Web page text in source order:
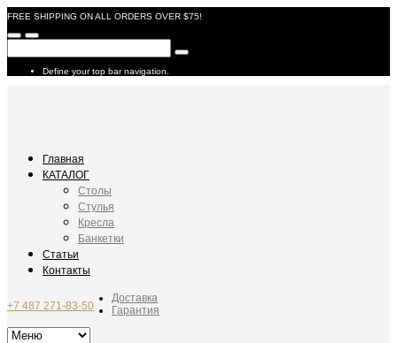
FREE SHIPPING ON ALL ORDERS OVER $75!
Define your top bar navigation.
Главная
КАТАЛОГ
Столы
Стулья
Кресла
Банкетки
Статьи
Контакты
+7 487 271-83-50
Доставка
Гарантия